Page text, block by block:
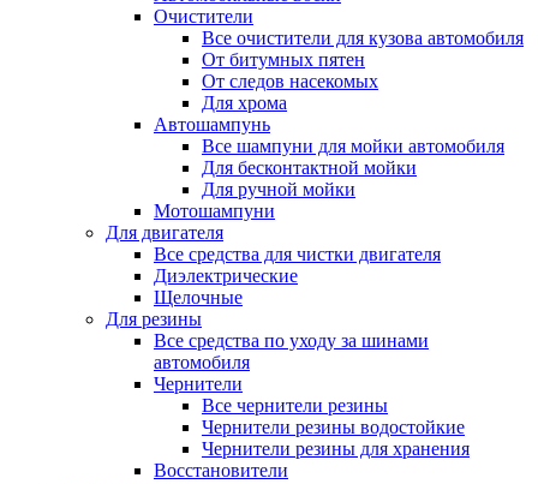
Очистители
Все очистители для кузова автомобиля
От битумных пятен
От следов насекомых
Для хрома
Автошампунь
Все шампуни для мойки автомобиля
Для бесконтактной мойки
Для ручной мойки
Мотошампуни
Для двигателя
Все средства для чистки двигателя
Диэлектрические
Щелочные
Для резины
Все средства по уходу за шинами
автомобиля
Чернители
Все чернители резины
Чернители резины водостойкие
Чернители резины для хранения
Восстановители